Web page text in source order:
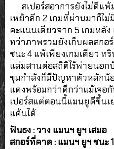
สเปอร์สอาการยังไม่ดีแพ้
เหย้าลีก 2 เกมที่ผ่านมาก็ไม่
คะแนนเดียวจาก 5 เกมหลั
ทว่าภาพรวมยังเก็บผลสกอ
ชนะ 4 แพ้เพียงเกมเดียว ท
แล่มสานต่อสถิติไร้พ่ายนอก
ขุมกำลังก็มีปัญหาตัวหลักน้
แดงพร้อมกว่าดีกว่าแม้เจอ
เปอร์สแต่ตอนนี้แมนยูดีขึ้นเ
แค้นได้
ฟันธง : วาง แมนฯ ยูฯ เสมอ
สกอร์ที่คาด : แมนฯ ยูฯ ชนะ